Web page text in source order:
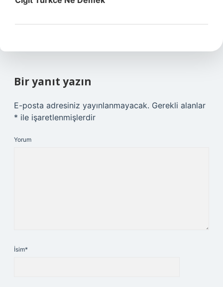
Bir yanıt yazın
E-posta adresiniz yayınlanmayacak. Gerekli alanlar
* ile işaretlenmişlerdir
Yorum
İsim*